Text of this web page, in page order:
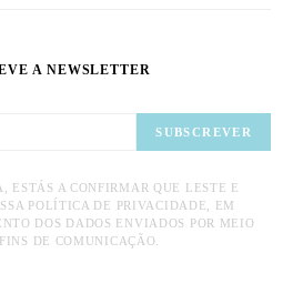
A NEWSLETTER
SUBSCREVER
ESTÁS A CONFIRMAR QUE LESTE E
POLÍTICA DE PRIVACIDADE, EM
DOS DADOS ENVIADOS POR MEIO
DE COMUNICAÇÃO.